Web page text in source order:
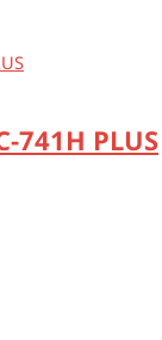
741H PLUS